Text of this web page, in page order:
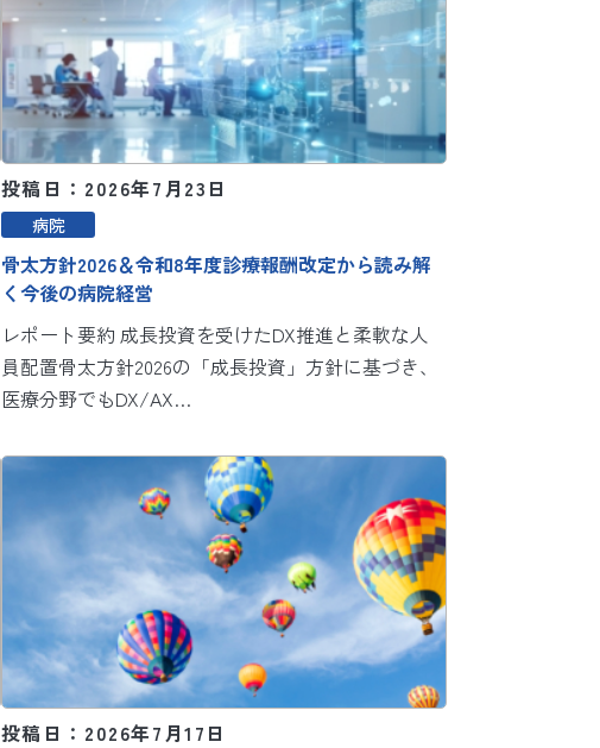
投稿日：2026年7月23日
病院
骨太方針2026＆令和8年度診療報酬改定から読み解
く今後の病院経営
レポート要約 成長投資を受けたDX推進と柔軟な人
員配置骨太方針2026の「成長投資」方針に基づき、
医療分野でもDX/AX…
投稿日：2026年7月17日